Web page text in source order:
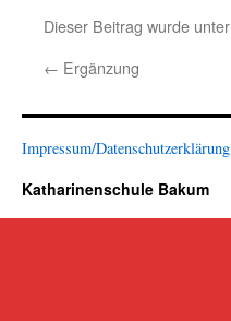
Dieser Beitrag wurde unter
← Ergänzung
Impressum/Datenschutzerklärung
Katharinenschule Bakum